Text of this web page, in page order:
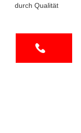
durch Qualität